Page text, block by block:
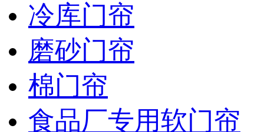
冷库门帘
磨砂门帘
棉门帘
食品厂专用软门帘